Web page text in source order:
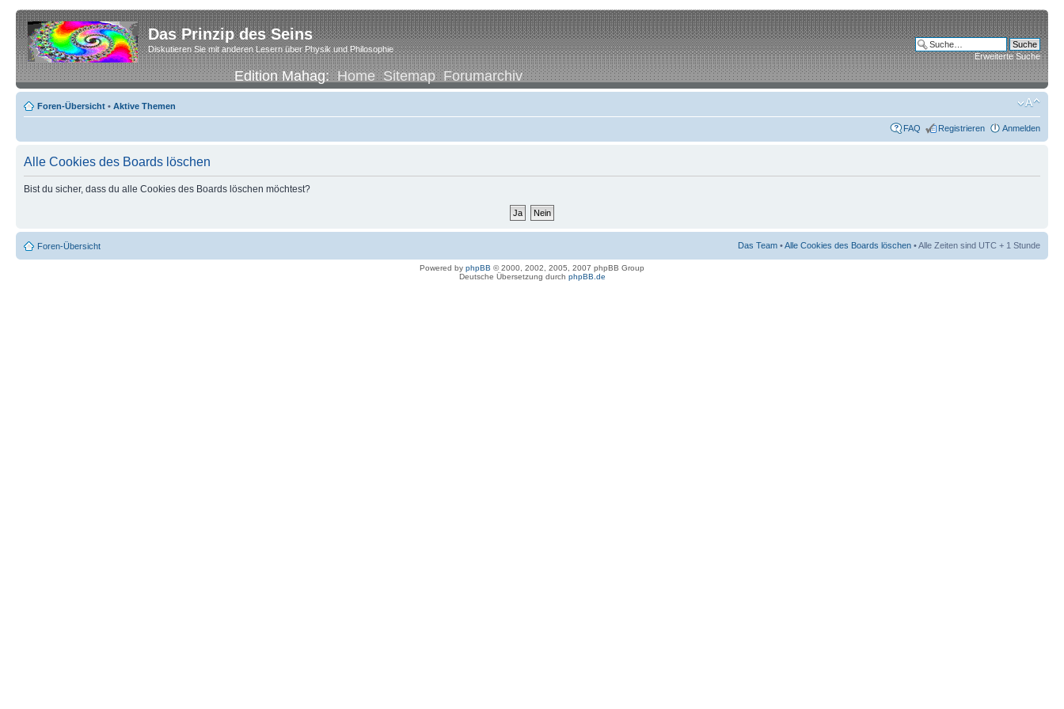
Das Prinzip des Seins
Diskutieren Sie mit anderen Lesern über Physik und Philosophie
Edition Mahag:Home Sitemap Forumarchiv
Erweiterte Suche
Foren-Übersicht • Aktive Themen
FAQ Registrieren Anmelden
Alle Cookies des Boards löschen
Bist du sicher, dass du alle Cookies des Boards löschen möchtest?
Foren-Übersicht Das Team •Alle Cookies des Boards löschen • Alle Zeiten sind UTC + 1 Stunde
Powered by phpBB © 2000, 2002, 2005, 2007 phpBB Group
Deutsche Übersetzung durch phpBB.de